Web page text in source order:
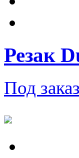
Резак
Под заказ